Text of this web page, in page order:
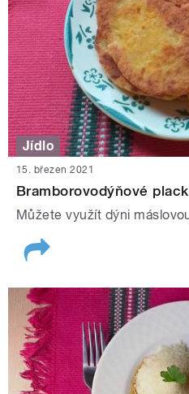
Jídlo
15. březen 2021
Bramborovodýňové
Můžete využít dýni